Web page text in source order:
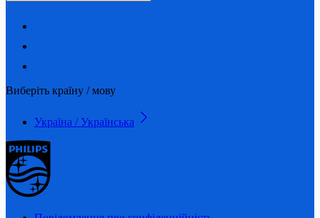
Виберіть країну / мову
Україна / Українська